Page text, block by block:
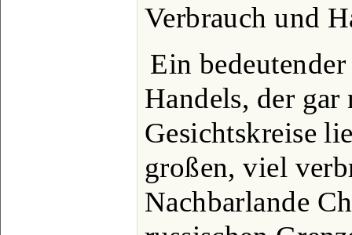
Verbrauch und
Ein
Handels, der
Gesichtskreise
großen, viel
Nachbarlande